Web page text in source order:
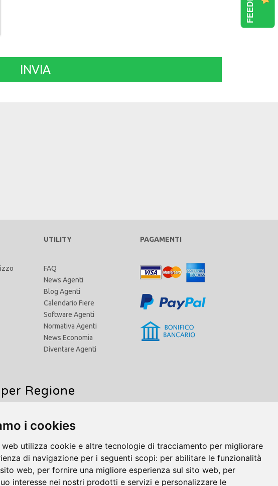
i cookies
web utilizza cookie e altre tecnologie di tracciamento per migliorare
di navigazione per i seguenti scopi: per abilitare le funzionalità
web, per fornire una migliore esperienza sul sito web, per
interesse nei nostri prodotti e servizi e personalizzare le
UTILITY
FAQ
News Agenti
Blog Agenti
Calendario Fiere
Software Agenti
Normativa Agenti
News Economia
Diventare Agenti
PAGAMENTI
Regione
Molise
Puglia
Sardegna
Sicilia
Agenti di Commercio Umbria
Agenti di Commercio Valle d'Aosta
Agenti di Commercio Veneto